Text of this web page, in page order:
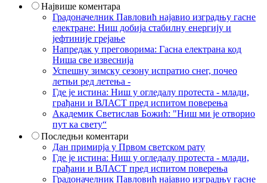
Највише коментара
Градоначелник Павловић најавио изградњу гасне
електране: Ниш добија стабилну енергију и
јефтиније грејање
Напредак у преговорима: Гасна електрана код
Ниша све извеснија
Успешну зимску сезону испратио снег, почео
летњи ред летења -
Где је истина: Ниш у огледалу протеста - млади,
грађани и ВЛАСТ пред испитом поверења
Академик Светислав Божић: "Ниш ми је отворио
пут ка свету“
Последњи коментари
Дан примирја у Првом светском рату
Где је истина: Ниш у огледалу протеста - млади,
грађани и ВЛАСТ пред испитом поверења
Градоначелник Павловић најавио изградњу гасне